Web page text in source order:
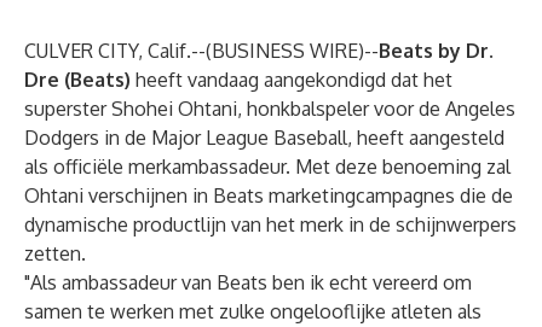
CULVER CITY, Calif.--(BUSINESS WIRE)--Beats by Dr.
Dre (Beats) heeft vandaag aangekondigd dat het
superster Shohei Ohtani, honkbalspeler voor de Angeles
Dodgers in de Major League Baseball, heeft aangesteld
als officiële merkambassadeur. Met deze benoeming zal
Ohtani verschijnen in Beats marketingcampagnes die de
dynamische productlijn van het merk in de schijnwerpers
zetten.
"Als ambassadeur van Beats ben ik echt vereerd om
samen te werken met zulke ongelooflijke atleten als